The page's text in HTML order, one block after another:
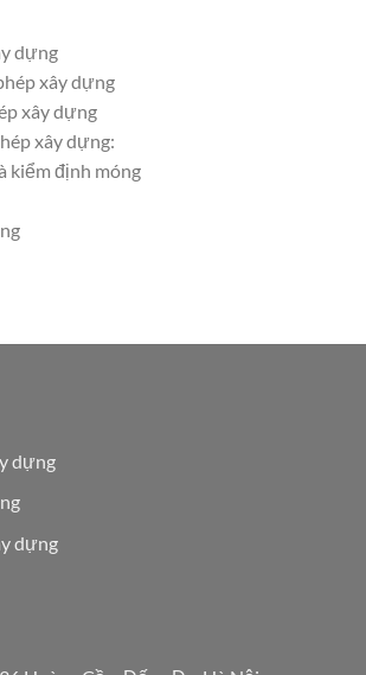
dựng
xây dựng
xây dựng
xây dựng:
kiểm định móng
dựng
dựng